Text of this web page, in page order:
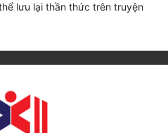
lưu lại thần thức trên truyện